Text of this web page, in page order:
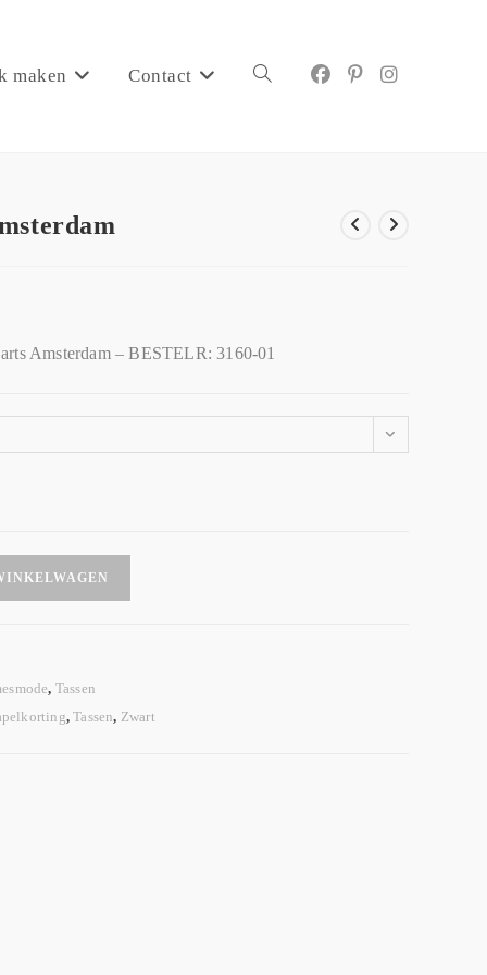
maken Contact
Amsterdam – BESTELR: 3160-01
, Tassen
,Tassen, Zwart